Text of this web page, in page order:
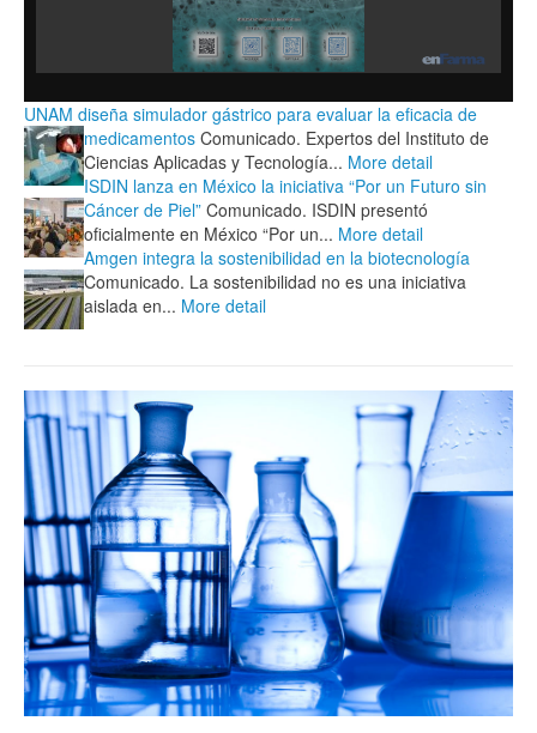
UNAM diseña simulador gástrico para evaluar la eficacia de
medicamentos Comunicado. Expertos del Instituto de
Ciencias Aplicadas y Tecnología... More detail
ISDIN lanza en México la iniciativa “Por un Futuro sin
Cáncer de Piel” Comunicado. ISDIN presentó
oficialmente en México “Por un... More detail
Amgen integra la sostenibilidad en la biotecnología
Comunicado. La sostenibilidad no es una iniciativa
aislada en... More detail